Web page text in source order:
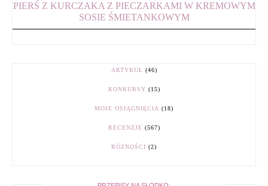
PIERŚ Z KURCZAKA Z PIECZARKAMI W KREMOWYM
SOSIE ŚMIETANKOWYM
ARTYKUŁ (46)
KONKURSY (15)
MOJE OSIĄGNIĘCIA (18)
RECENZJE (567)
RÓŻNOŚCI (2)